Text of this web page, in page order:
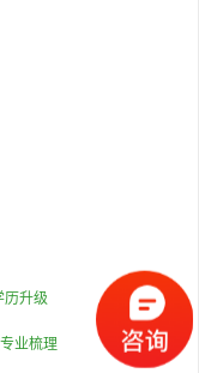
历升级
业梳理